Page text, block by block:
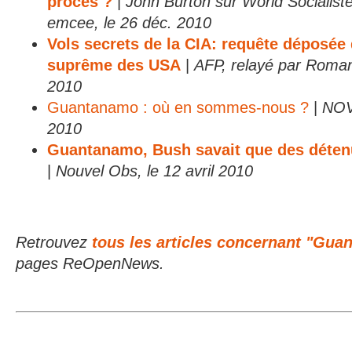
emcee, le 26 déc. 2010
Vols secrets de la CIA: requête déposée
suprême des USA |AFP, relayé par
2010
Guantanamo : où en sommes-nous ?
2010
Guantanamo, Bush savait que des
Nouvel Obs, le 12 avril 2010
Retrouvez tous les articles concernant
pages ReOpenNews.